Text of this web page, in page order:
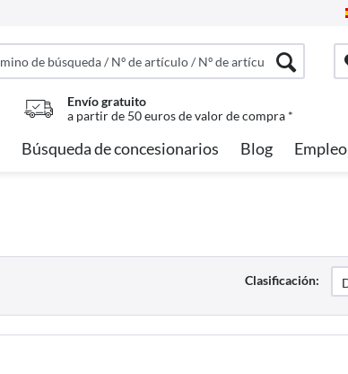
Envío gratuito
a partir de 50 euros de valor de compra *
Búsqueda de concesionarios Blog Empleo
Clasificación: